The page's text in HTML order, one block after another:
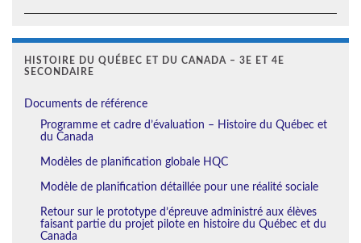
HISTOIRE DU QUÉBEC ET DU CANADA – 3E ET 4E
SECONDAIRE
Documents de référence
Programme et cadre d’évaluation – Histoire du Québec et
du Canada
Modèles de planification globale HQC
Modèle de planification détaillée pour une réalité sociale
Retour sur le prototype d’épreuve administré aux élèves
faisant partie du projet pilote en histoire du Québec et du
Canada